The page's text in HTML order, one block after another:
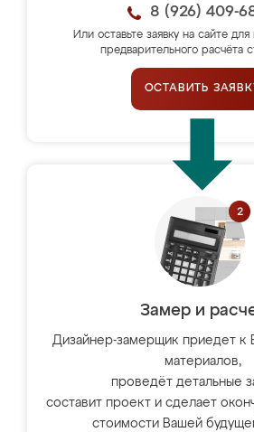
8 (926) 409-
Или оставьте заявку на сайте для
предварительного расчёта
ОСТАВИТЬ
Замер и
Дизайнер-замерщик приедет к
материалов,
проведёт детальные
составит проект и сделает
стоимости Вашей